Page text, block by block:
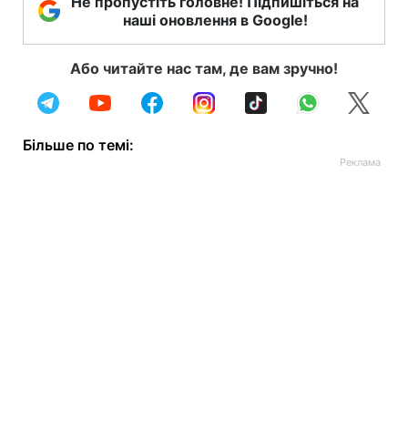
наші оновлення в Google!
Або читайте нас там, де вам зручно!
Більше по темі: